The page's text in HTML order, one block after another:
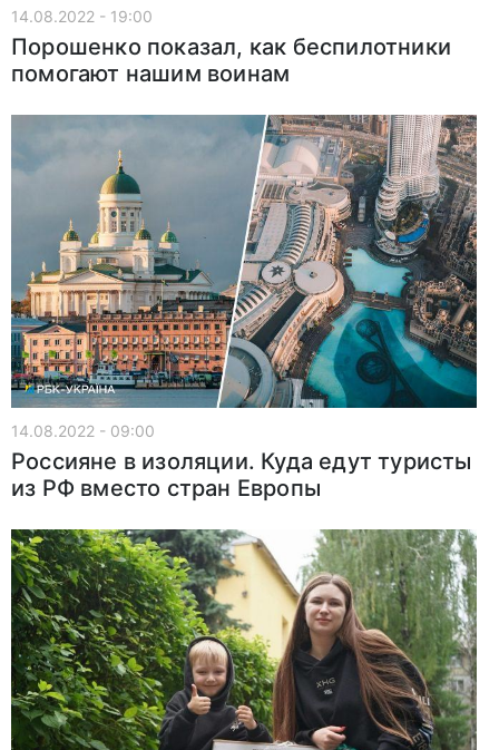
14.08.2022 - 19:00
Порошенко показал, как беспилотники
помогают нашим воинам
14.08.2022 - 09:00
Россияне в изоляции. Куда едут туристы
из РФ вместо стран Европы